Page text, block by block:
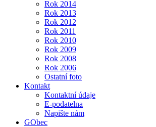
Rok 2014
Rok 2013
Rok 2012
Rok 2011
Rok 2010
Rok 2009
Rok 2008
Rok 2006
Ostatní foto
Kontakt
Kontaktní údaje
E-podatelna
Napište nám
GObec